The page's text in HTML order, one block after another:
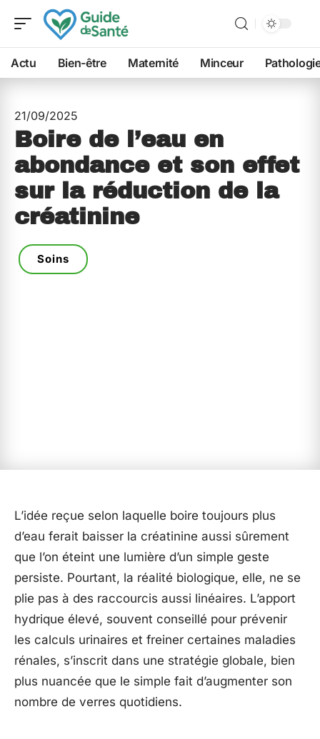
Actu Bien-être Maternité Minceur
21/09/2025
Boire de l’eau en
abondance et son effet
sur la réduction de la
créatinine
Soins
L’idée reçue selon laquelle boire toujours plus
d’eau ferait baisser la créatinine aussi sûrement
que l’on éteint une lumière d’un simple geste
persiste. Pourtant, la réalité biologique, elle, ne se
plie pas à des raccourcis aussi linéaires. L’apport
hydrique élevé, souvent conseillé pour prévenir
les calculs urinaires et freiner certaines maladies
rénales, s’inscrit dans une stratégie globale, bien
plus nuancée que le simple fait d’augmenter son
nombre de verres quotidiens.